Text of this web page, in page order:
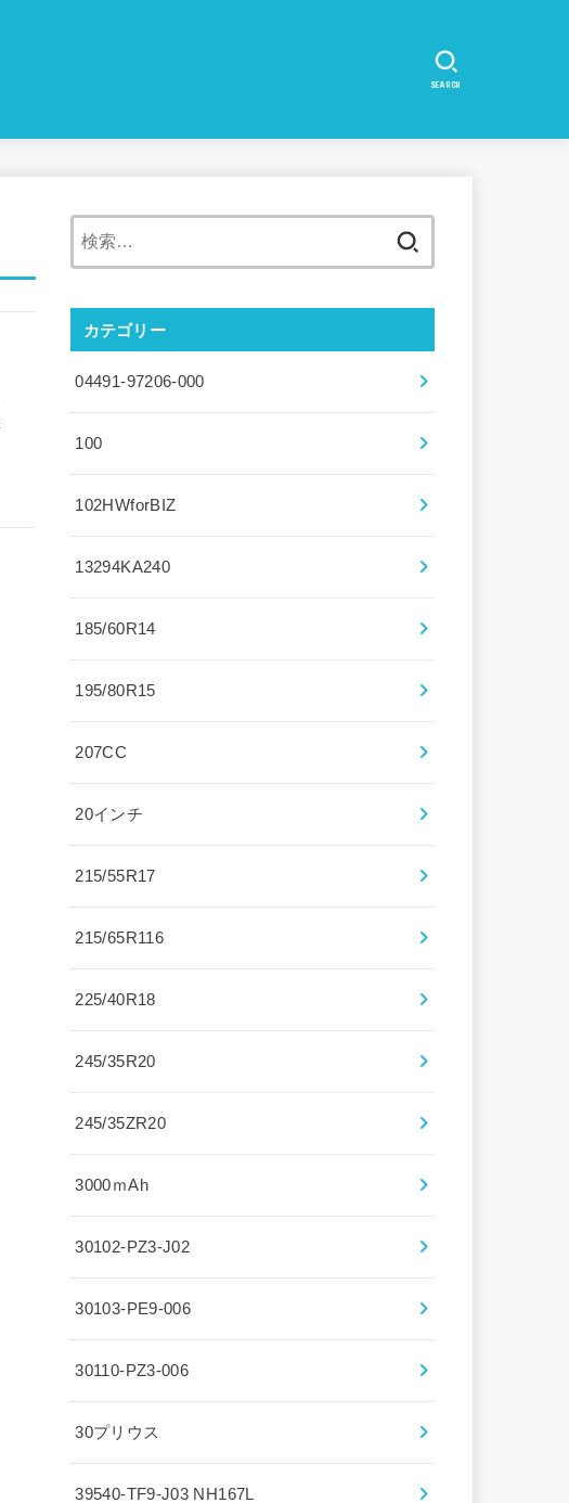
SEARCH
カテゴリー
04491-97206-000
100
102HWforBIZ
13294KA240
185/60R14
195/80R15
207CC
20インチ
215/55R17
215/65R116
225/40R18
245/35R20
245/35ZR20
3000ｍAh
30102-PZ3-J02
30103-PE9-006
30110-PZ3-006
30プリウス
39540-TF9-J03 NH167L